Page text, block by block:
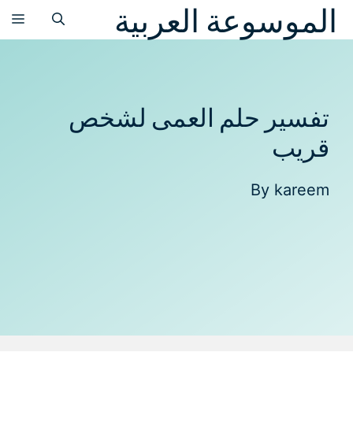
انتقلالموسوعة العربية
تفسير حلم العمى لشخص
قريب
By kareem